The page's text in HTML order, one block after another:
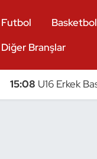
Futbol Basketbol
Diğer Branşlar
15:08 U16 Erkek